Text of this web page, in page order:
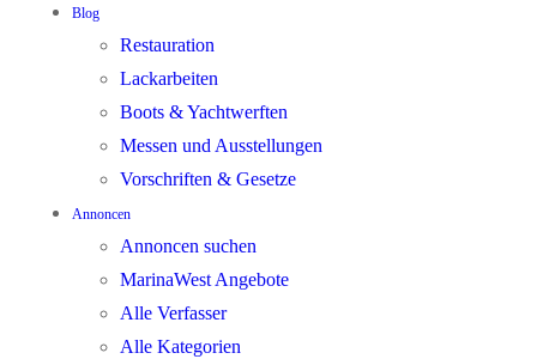
Blog
Restauration
Lackarbeiten
Boots & Yachtwerften
Messen und Ausstellungen
Vorschriften & Gesetze
Annoncen
Annoncen suchen
MarinaWest Angebote
Alle Verfasser
Alle Kategorien